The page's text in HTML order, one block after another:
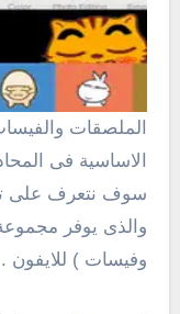
الاساسية فى
والذى يوفر
وفيسات ) للايفون .